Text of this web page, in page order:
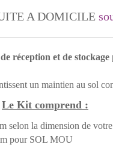
A DOMICILE
réception et de stockage
un maintien au sol
Le Kit comprend :
selon la dimension de
pour SOL MOU